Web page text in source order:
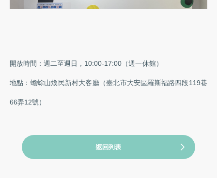
開放時間：週二至週日，10:00-17:00（週一休館）
地點：蟾蜍山煥民新村大客廳（臺北市大安區羅斯福路四段119巷
66弄12號）
返回列表